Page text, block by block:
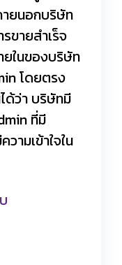
ายนอกบริษัท
ขายสำเร็จ
ยในของบริษัท
โดยตรง
ด้ว่า บริษัทมี
ที่มี
ามเข้าใจใน